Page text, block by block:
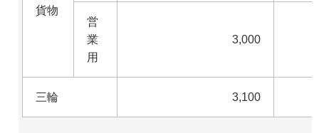
貨物
営
業
用
3,000
三輪 3,100